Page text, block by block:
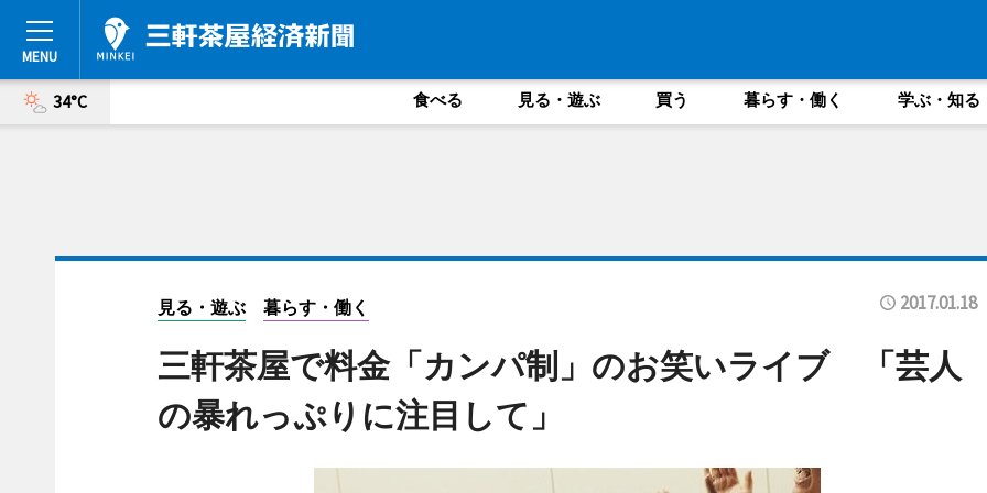
34°C 食べる 見る・遊ぶ 買う 暮らす・働く 学ぶ・知る
見る・遊ぶ 暮らす・働く 2017.01.18
三軒茶屋で料金「カンパ制」のお笑いライブ 「芸人
の暴れっぷりに注目して」